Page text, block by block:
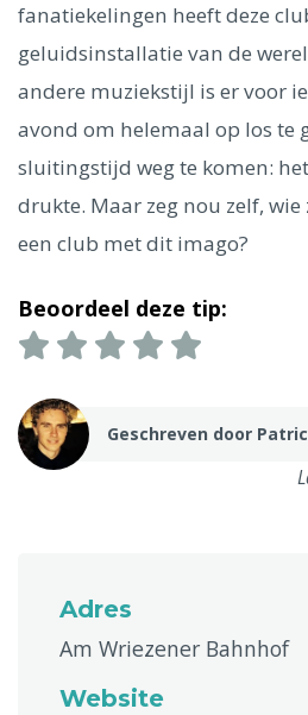
Rome
Dublin
Hong Kong München
Madrid
Vancouver
Alles bekijken
fanatiekelingen heeft deze
geluidsinstallatie van de
andere muziekstijl is er voor
avond om helemaal op los te
sluitingstijd weg te komen:
drukte. Maar zeg nou zelf,
een club met dit imago?
Beoordeel deze tip:
Geschreven door
Adres
Am Wriezener Bahnhof
Website